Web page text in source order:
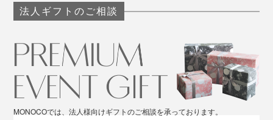
法人ギフトのご相談
MONOCOでは、法人様向けギフトのご相談を承っております。